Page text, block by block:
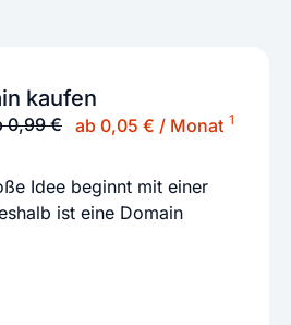
kaufen
0,99 € ab 0,05 € / Monat 1
Idee beginnt mit einer
ist eine Domain